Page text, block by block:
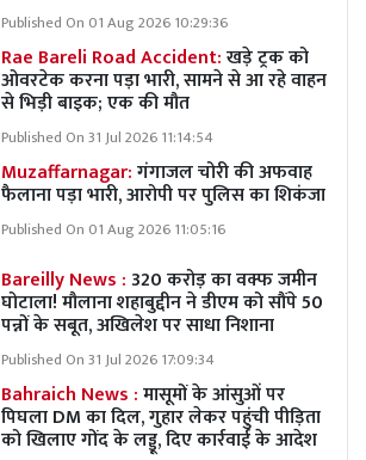
Published On 01 Aug 2026 10:29:36
Rae Bareli Road Accident:खड़े ट्रक को
ओवरटेक करना पड़ा भारी, सामने से आ रहे वाहन
से भिड़ी बाइक; एक की मौत
Published On 31 Jul 2026 11:14:54
Muzaffarnagar:गंगाजल चोरी की अफवाह
फैलाना पड़ा भारी, आरोपी पर पुलिस का शिकंजा
Published On 01 Aug 2026 11:05:16
Bareilly News :320 करोड़ का वक्फ जमीन
घोटाला! मौलाना शहाबुद्दीन ने डीएम को सौंपे 50
पन्नों के सबूत, अखिलेश पर साधा निशाना
Published On 31 Jul 2026 17:09:34
Bahraich News :मासूमों के आंसुओं पर
पिघला DM का दिल, गुहार लेकर पहुंची पीड़िता
को खिलाए गोंद के लड्डू, दिए कार्रवाई के आदेश